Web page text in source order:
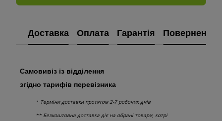
Доставка Оплата Гарантія Повернення
Самовивіз із відділення
згідно тарифів перевізника
* Терміни доставки протягом 2-7 робочих днів
** Безкоштовна доставка діє на обрані товари, котрі